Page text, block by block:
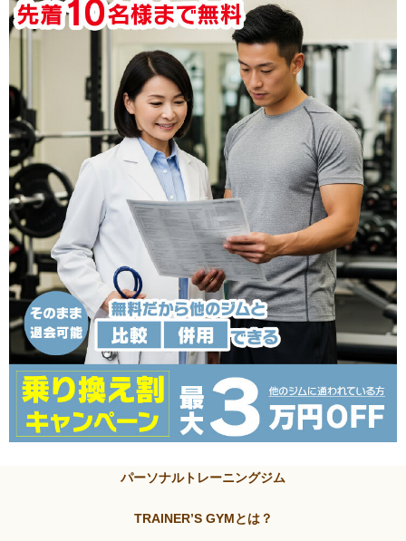
パーソナルトレーニングジム
TRAINER’S GYMとは？